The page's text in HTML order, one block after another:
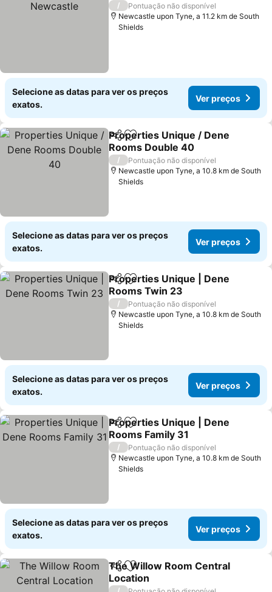
/
Pontuação não disponível
Newcastle upon Tyne, a 11.2 km de South
Shields
Selecione as datas para ver os preços
exatos.
Ver preços
PartilharAdicionar aos favoritos
Properties Unique / Dene
Rooms Double 40
Ver preços
/
Pontuação não disponível
Newcastle upon Tyne, a 10.8 km de South
Shields
Selecione as datas para ver os preços
exatos.
Ver preços
PartilharAdicionar aos favoritos
Properties Unique | Dene
Rooms Twin 23
Ver preços
/
Pontuação não disponível
Newcastle upon Tyne, a 10.8 km de South
Shields
Selecione as datas para ver os preços
exatos.
Ver preços
PartilharAdicionar aos favoritos
Properties Unique | Dene
Rooms Family 31
Ver preços
/
Pontuação não disponível
Newcastle upon Tyne, a 10.8 km de South
Shields
Selecione as datas para ver os preços
exatos.
Ver preços
PartilharAdicionar aos favoritos
The Willow Room Central
Location